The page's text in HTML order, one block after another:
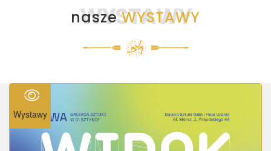
WYSTAWY
naszeWYSTAWY
Wystawy